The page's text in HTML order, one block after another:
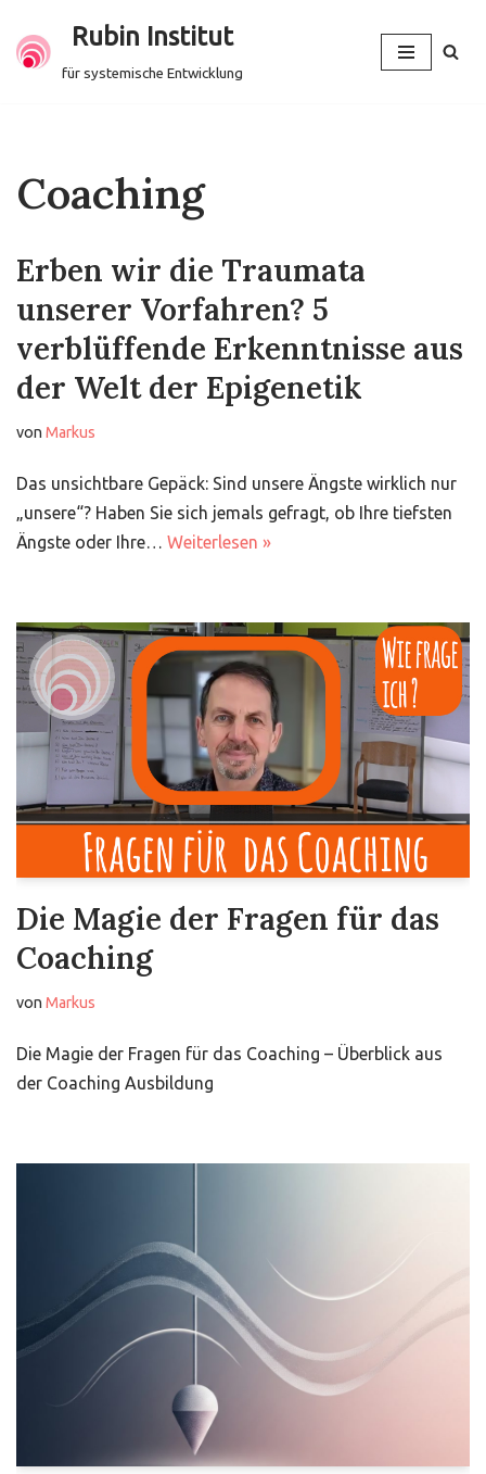
Zum
Rubin Institut
für systemische Entwicklung
Coaching
Erben wir die Traumata
unserer Vorfahren? 5
verblüffende Erkenntnisse aus
der Welt der Epigenetik
von Markus
Das unsichtbare Gepäck: Sind unsere Ängste wirklich nur
„unsere“? Haben Sie sich jemals gefragt, ob Ihre tiefsten
Ängste oder Ihre… Weiterlesen »
Die Magie der Fragen für das
Coaching
von Markus
Die Magie der Fragen für das Coaching – Überblick aus
der Coaching Ausbildung